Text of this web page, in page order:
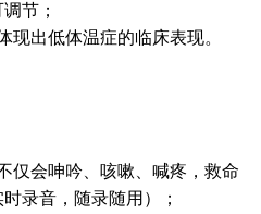
节；
现出低体温症的临床表现。
仅会呻吟、咳嗽、喊疼，救命
录音，随录随用）；